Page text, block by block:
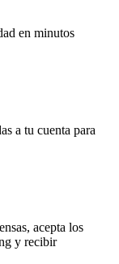
en minutos
a tu cuenta para
acepta los
y recibir